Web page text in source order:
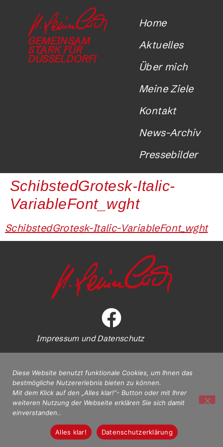
GEMEINSAM
STARK FÜR
DÜSSELDORF!
Home
Aktuelles
Über mich
Meine Ziele
Kontakt
News-Archiv
Pressebilder
SchibstedGrotesk-Italic-
VariableFont_wght
SchibstedGrotesk-Italic-VariableFont_wght
Impressum und Datenschutz
Diese Website benutzt funktionale Cookies, um Ihnen das
bestmögliche Nutzererlebnis bieten zu können.
Mit dem Klick auf den „Alles klar!“- Button oder mit Ihrer
weiteren Nutzung der Webseite erklären Sie sich damit
einverstanden..
Alles klar! Datenschutzerklärung